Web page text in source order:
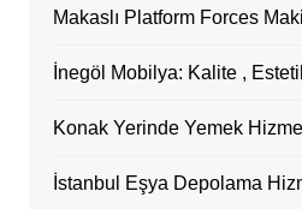
Makaslı Platform Forces
İnegöl Mobilya: Kalite ,
Konak Yerinde Yemek
İstanbul Eşya Depolama